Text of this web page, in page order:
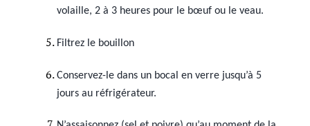
volaille, 2 à 3 heures pour le bœuf ou le veau.
Filtrez le bouillon
Conservez-le dans un bocal en verre jusqu’à 5
jours au réfrigérateur.